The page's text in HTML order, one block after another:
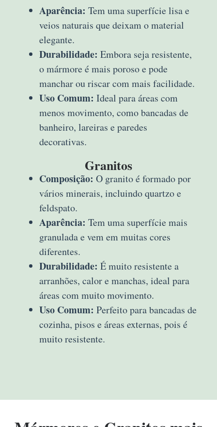
Aparência: Tem uma superfície lisa e
veios naturais que deixam o material
elegante.
Durabilidade: Embora seja resistente,
o mármore é mais poroso e pode
manchar ou riscar com mais facilidade.
Uso Comum: Ideal para áreas com
menos movimento, como bancadas de
banheiro, lareiras e paredes
decorativas.
Granitos
Composição: O granito é formado por
vários minerais, incluindo quartzo e
feldspato.
Aparência: Tem uma superfície mais
granulada e vem em muitas cores
diferentes.
Durabilidade: É muito resistente a
arranhões, calor e manchas, ideal para
áreas com muito movimento.
Uso Comum: Perfeito para bancadas de
cozinha, pisos e áreas externas, pois é
muito resistente.